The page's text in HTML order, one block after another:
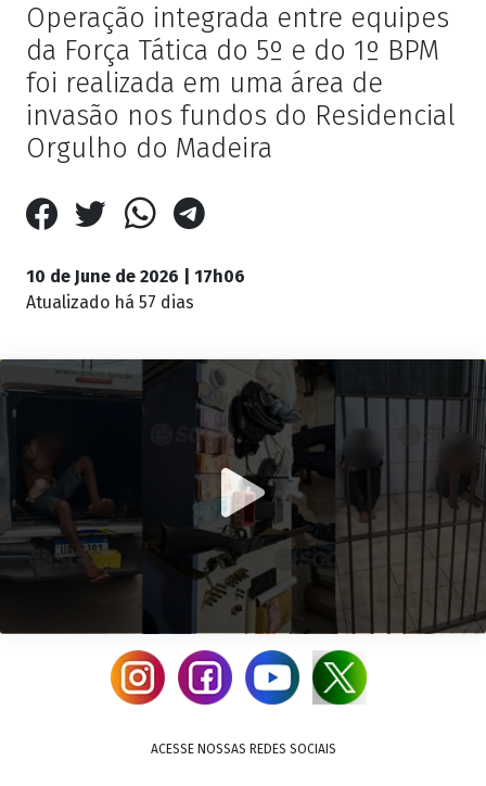
Operação integrada entre equipes
da Força Tática do 5º e do 1º BPM
foi realizada em uma área de
invasão nos fundos do Residencial
Orgulho do Madeira
10 de June de 2026 | 17h06
Atualizado há 57 dias
ACESSE NOSSAS REDES SOCIAIS